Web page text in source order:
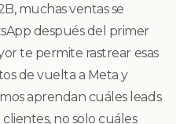
muchas ventas se
después del primer
te permite rastrear esas
de vuelta a Meta y
aprendan cuáles leads
no solo cuáles